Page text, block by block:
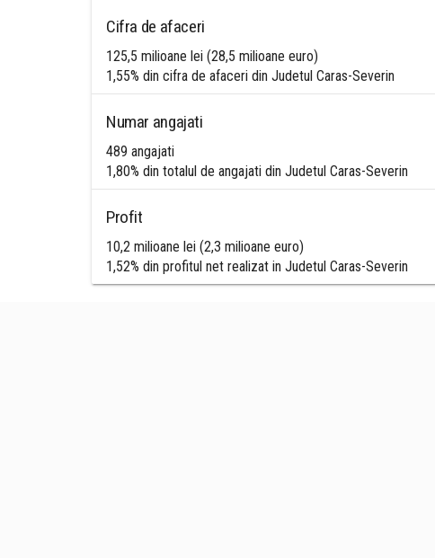
Cifra de afaceri
125,5 milioane lei (28,5 milioane euro)
1,55% din cifra de afaceri din Judetul Caras-Severin
Numar angajati
489 angajati
1,80% din totalul de angajati din Judetul Caras-Severin
Profit
10,2 milioane lei (2,3 milioane euro)
1,52% din profitul net realizat in Judetul Caras-Severin